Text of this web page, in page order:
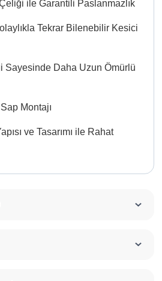
ile Garantili Paslanmazlık
Tekrar Bilenebilir Kesici
Sayesinde Daha Uzun Ömürlü
Montajı
ve Tasarımı ile Rahat